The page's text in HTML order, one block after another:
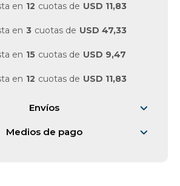
en 12 cuotas de USD 11,83
en 3 cuotas de USD 47,33
en 15 cuotas de USD 9,47
en 12 cuotas de USD 11,83
Envíos
Medios de pago